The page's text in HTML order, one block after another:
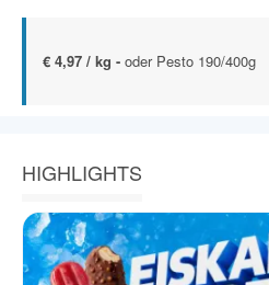
€ 4,97 / kg - oder Pesto 190/400g
HIGHLIGHTS